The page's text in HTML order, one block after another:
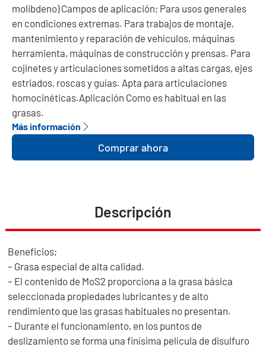
molibdeno) Campos de aplicación; Para usos generales
en condiciones extremas. Para trabajos de montaje,
mantenimiento y reparación de vehículos, máquinas
herramienta, máquinas de construcción y prensas. Para
cojinetes y articulaciones sometidos a altas cargas, ejes
estriados, roscas y guías. Apta para articulaciones
homocinéticas.Aplicación Como es habitual en las
grasas.
Más información
Comprar ahora
Descripción
Beneficios;
– Grasa especial de alta calidad.
– El contenido de MoS2 proporciona a la grasa básica
seleccionada propiedades lubricantes y de alto
rendimiento que las grasas habituales no presentan.
– Durante el funcionamiento, en los puntos de
deslizamiento se forma una finísima película de disulfuro